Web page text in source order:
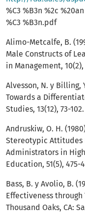
%C3 %B3n %2c
%C3 %B3n.pdf
Alimo-Metcalfe, B.
Male Constructs of
in Management, 10(2),
Alvesson, N. y Billing,
Towards a
Studies, 13(12), 73-102.
Andruskiw, O. H.
Stereotypic Attitudes
Administrators in
Education, 51(5), 475-
Bass, B. y Avolio, B.
Effectiveness
Thousand Oaks, CA: